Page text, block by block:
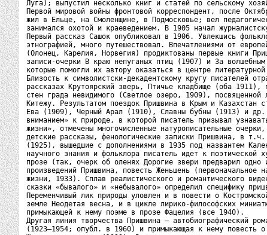
Луга); выпустил несколько книг и статей по сельскому
Первой мировой войны фронтовой корреспондент, после
жил в Ельце, на Смоленщине, в Подмосковье; вел
занимался охотой и краеведением. В 1905 начал
Первый рассказ Сашок опубликовал в 1906. Увлекшись
этнографией, много путешествовал. Впечатлениями от
(Олонец, Карелия, Норвегия) продиктованы первые книги
записи-очерки В краю непуганых птиц (1907) и За
которые помогли их автору оказаться в центре
Близость к символистски-декадентскому кругу писателей
рассказах Крутоярский зверь, Птичье кладбище (оба 1911),
стен града невидимого (Светлое озеро, 1909), посвященной
Китежу. Результатом поездок Пришвина в Крым и Казахстан
Ева (1909), Черный Арал (1910), Славны бубны (1913) и др.
вниманием» к природе, в которой писатель призывал
жизни», отмечены многочисленные натурописательные
детские рассказы, фенологические записки Пришвина, в т.ч.
(1925), вышедшие с дополнениями в 1935 под названтем
научного знания и фольклора писатель идет к поэтической
прозе (так, очерк об оленях Дорогие звери предварил одно
произведений Пришвина, повесть Женьшень (первоначальное
жизни, 1933). Сплав реалистического и романтического
сказки «бывалого» и «небывалого» определил специфику
Переменчивый лик природы уловлен и в повести о
земле Неодетая весна, и в цикле лирико-философских
примыкающей к нему поэме в прозе Фацелия (все 1940).
Другая линия творчества Пришвина – автобиографический
(1923–1954; опубл. в 1960) и примыкающая к нему повесть о